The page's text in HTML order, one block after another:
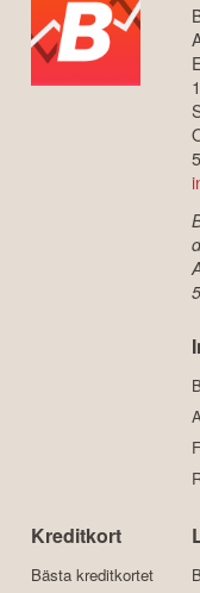
Kreditkort
Bästa kreditkortet